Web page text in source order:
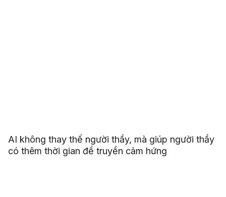
AI không thay thế người thầy, mà giúp người thầy
có thêm thời gian để truyền cảm hứng